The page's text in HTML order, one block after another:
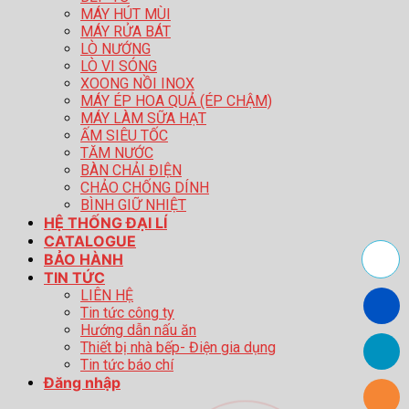
MÁY HÚT MÙI
MÁY RỬA BÁT
LÒ NƯỚNG
LÒ VI SÓNG
XOONG NỒI INOX
MÁY ÉP HOA QUẢ (ÉP CHẬM)
MÁY LÀM SỮA HẠT
ẤM SIÊU TỐC
TĂM NƯỚC
BÀN CHẢI ĐIỆN
CHẢO CHỐNG DÍNH
BÌNH GIỮ NHIỆT
HỆ THỐNG ĐẠI LÍ
CATALOGUE
BẢO HÀNH
TIN TỨC
LIÊN HỆ
Tin tức công ty
Hướng dẫn nấu ăn
Thiết bị nhà bếp- Điện gia dụng
Tin tức báo chí
Đăng nhập